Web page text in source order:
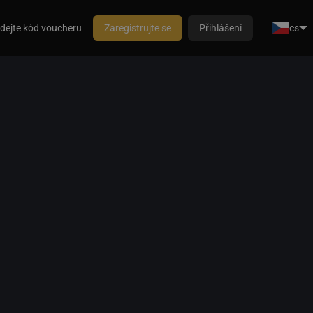
kód voucheru Zaregistrujte se Přihlášení cs